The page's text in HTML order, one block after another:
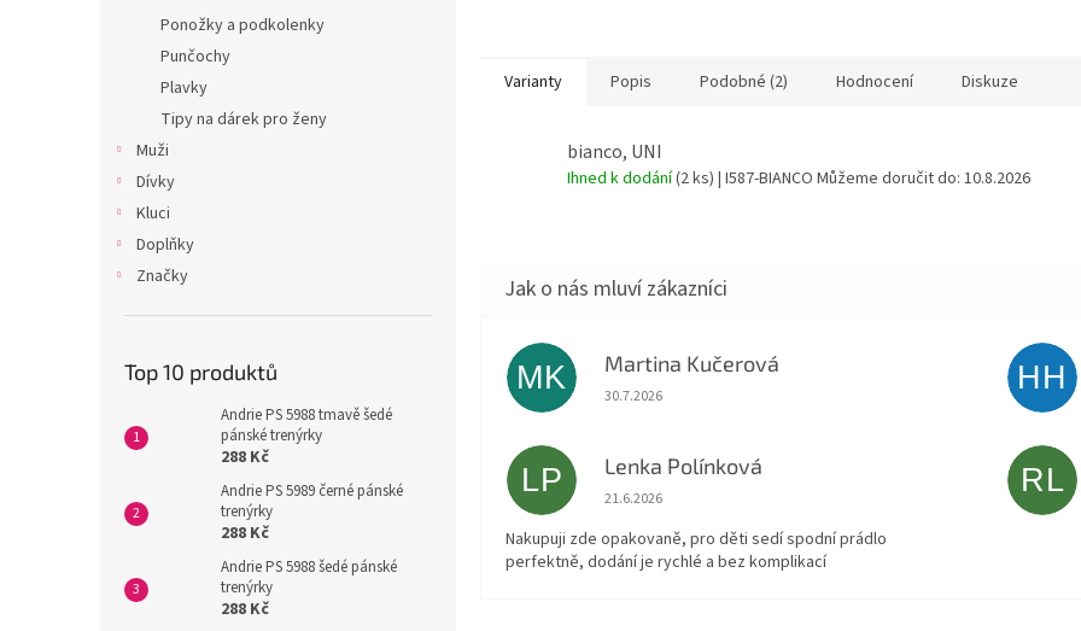
Ponožky a podkolenky
Punčochy
Plavky
Tipy na dárek pro ženy
Muži
Dívky
Kluci
Doplňky
Značky
Top 10 produktů
Andrie PS 5988 tmavě šedé
pánské trenýrky
288 Kč
Andrie PS 5989 černé pánské
trenýrky
288 Kč
Andrie PS 5988 šedé pánské
trenýrky
288 Kč
Varianty Popis Podobné (2) Hodnocení Diskuze
bianco, UNI
Ihned k dodání(2 ks) | I587-BIANCO Můžeme doručit do: 10.8.2026
MK Martina Kučerová
Hodnocení obchodu je 5 z 5 hvězdiček.
30.7.2026
HH
LP Lenka Polínková
Hodnocení obchodu je 5 z 5 hvězdiček.
21.6.2026
Nakupuji zde opakovaně, pro děti sedí spodní prádlo
perfektně, dodání je rychlé a bez komplikací
RL